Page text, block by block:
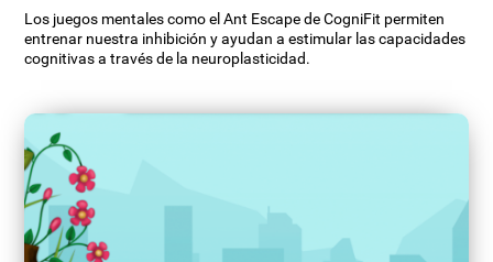
Los juegos mentales como el Ant Escape de CogniFit permiten
entrenar nuestra inhibición y ayudan a estimular las capacidades
cognitivas a través de la neuroplasticidad.